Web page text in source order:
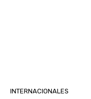
INTERNACIONALES